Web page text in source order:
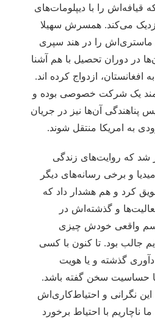
قیافه‌اش را با دیپلومات‌های
می‌کند. همسرش سهیلا
ماستری‌اش را در هند سپری
در دوران تحصیل با هم آشنا
ازدواج کرده اند.
یک شرکت خصوصی بوده و
پناهندگی آن‌ها نیز در جریان
به امریکا منتقل شوند.
که روایت‌های زندگی
و برخی رسانه‌های دیگر
کرد و هم هشدار داد که
و گذشته‌اش در
واقعی خودش چیزی
جالب بود. تا کنون با کسی
گذشته و یا هویت
حساسیت سخن گفته باشد.
نگرانی و احتیاط‌کاری‌اش
با احتیاط برخورد